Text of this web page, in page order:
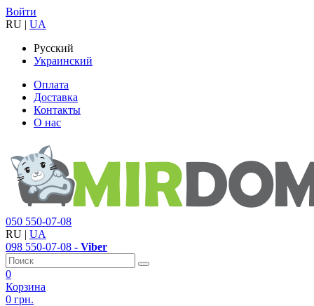
Войти
RU | UA
Русский
Украинский
Оплата
Доставка
Контакты
О нас
050 550-07-08
RU | UA
098 550-07-08 - Viber
0
Корзина
0 грн.